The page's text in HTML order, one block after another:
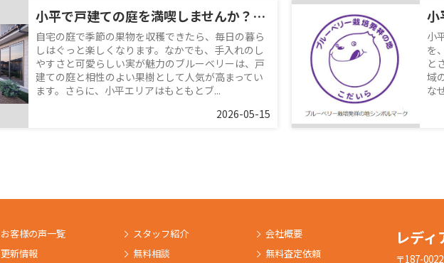
小平で戸建ての庭を満喫しませんか？ブルーベリー栽培で季節の果物収穫を楽しむ暮らし
自宅の庭で季節の果物を収穫できたら、毎日の暮ら
しはぐっと楽しくなります。なかでも、手入れのし
やすさと可愛らしい実が魅力のブルーベリーは、戸
建ての庭と相性のよい果樹として人気が高まってい
ます。さらに、小平エリアはもともとブ...
2026-05-15
小
を
と
域
な
お客様の声一覧
更新情報
スタッフ紹介
無料相談
会社概要
無料査定依頼
レデ
〒187-0022